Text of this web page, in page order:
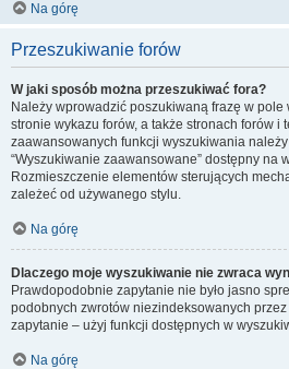
Na górę
Przeszukiwanie forów
W jaki sposób można przeszukiwać fora?
Należy wprowadzić poszukiwaną frazę w
stronie wykazu forów, a także stronach forów i
zaawansowanych funkcji wyszukiwania
“Wyszukiwanie zaawansowane” dostępny na
Rozmieszczenie elementów sterujących
zależeć od używanego stylu.
Na górę
Dlaczego moje wyszukiwanie nie zwraca
Prawdopodobnie zapytanie nie było jasno
podobnych zwrotów niezindeksowanych
zapytanie – użyj funkcji dostępnych w
Na górę